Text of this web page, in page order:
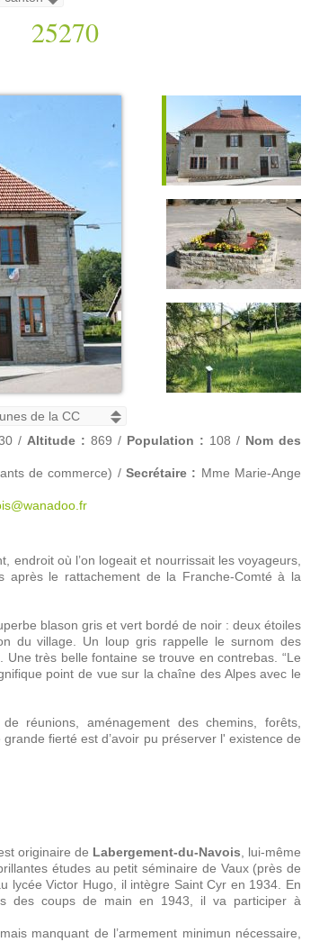
25270
/ Altitude : 869 / Population : 108 / Nom des
de commerce) /Secrétaire : Mme Marie-Ange
endroit où l’on logeait et nourrissait les voyageurs,
le rattachement de la Franche-Comté à la
blason gris et vert bordé de noir : deux étoiles
du village. Un loup gris rappelle le surnom des
très belle fontaine se trouve en contrebas. “Le
point de vue sur la chaîne des Alpes avec le
réunions, aménagement des chemins, forêts,
fierté est d’avoir pu préserver l' existence de
originaire de Labergement-du-Navois , lui-même
études au petit séminaire de Vaux (près de
lycée Victor Hugo, il intègre Saint Cyr en 1934. En
des coups de main en 1943, il va participer à
manquant de l’armement minimun nécessaire,